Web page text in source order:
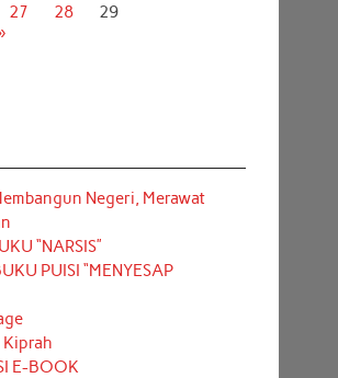
27 28
29
Negeri, Merawat
“NARSIS”
PUISI “MENYESAP
Kiprah
E-BOOK